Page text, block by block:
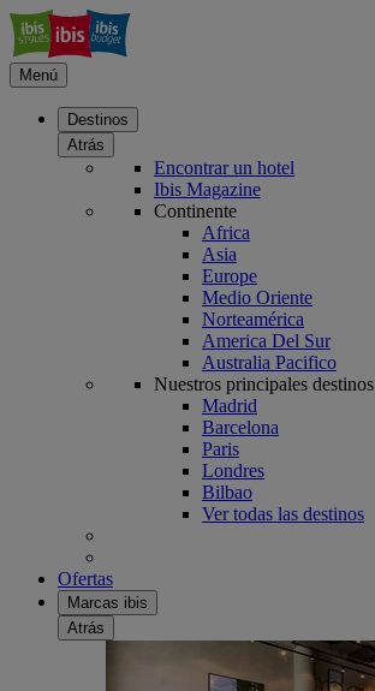
Menú
Destinos
Atrás
Encontrar un hotel
Ibis Magazine
Continente
Africa
Asia
Europe
Medio Oriente
Norteamérica
America Del Sur
Australia Pacifico
Nuestros principales destinos
Madrid
Barcelona
Paris
Londres
Bilbao
Ver todas las destinos
Ofertas
Marcas ibis
Atrás